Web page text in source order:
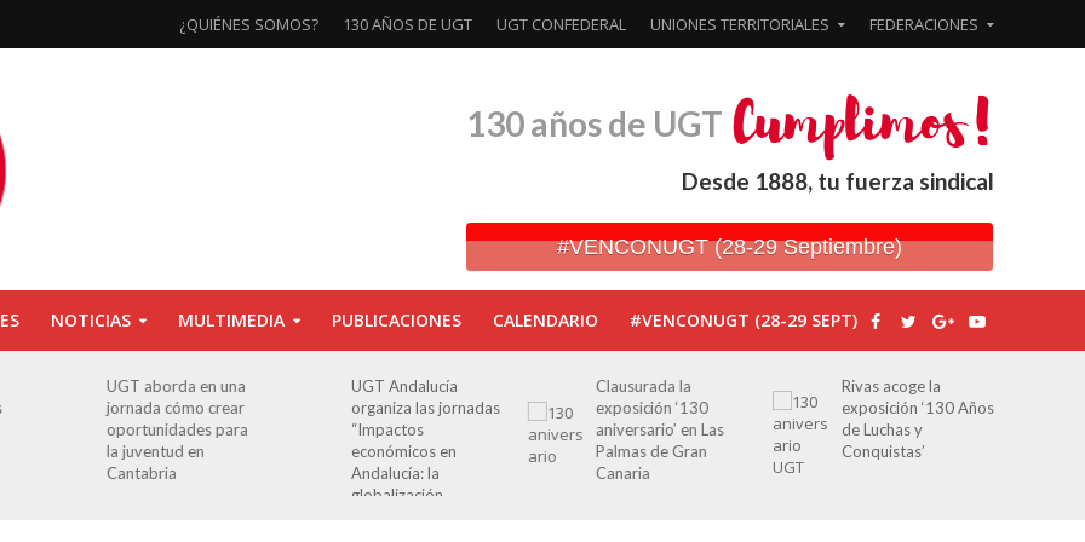
¿QUIÉNES SOMOS? 130 AÑOS DE UGT UGT CONFEDERAL UNIONES TERRITORIALES FEDERACIONES
130 años de UGT
Desde 1888, tu fuerza sindical
#VENCONUGT (28-29 Septiembre)
NOTICIAS MULTIMEDIA PUBLICACIONES CALENDARIO #VENCONUGT (28-29 SEPT)
UGT Andalucía
organiza las jornadas
“Impactos
económicos en
Andalucía: la
Clausurada la
exposición ‘130
aniversario’ en Las
Palmas de Gran
Canaria
Rivas acoge la
exposición ‘130 Años
de Luchas y
Conquistas’
Javier Bueno, el
periodista asesinado
por Franco por sus
editoriales de prensa